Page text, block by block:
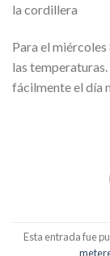
la cordillera
Para el
las
fácilmente el día
Esta entrada fue